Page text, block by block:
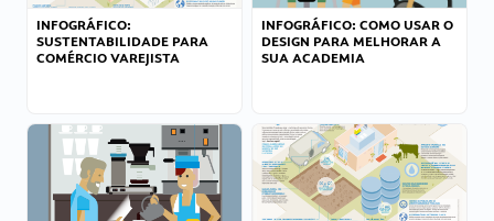
INFOGRÁFICO:
SUSTENTABILIDADE PARA
COMÉRCIO VAREJISTA
INFOGRÁFICO: COMO USAR O
DESIGN PARA MELHORAR A
SUA ACADEMIA